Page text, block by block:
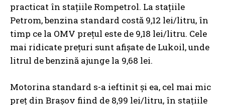
practicat în stațiile Rompetrol. La stațiile
Petrom, benzina standard costă 9,12 lei/litru, în
timp ce la OMV prețul este de 9,18 lei/litru. Cele
mai ridicate prețuri sunt afișate de Lukoil, unde
litrul de benzină ajunge la 9,68 lei.
Motorina standard s-a ieftinit și ea, cel mai mic
preț din Brașov fiind de 8,99 lei/litru, în stațiile